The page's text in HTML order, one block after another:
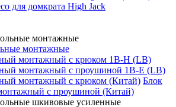
для домкрата High Jack
монтажные
монтажный с крюком 1B-H (LB)
монтажный с проушиной 1B-E (LB)
монтажный с крюком (Китай) Блок
с проушиной (Китай)